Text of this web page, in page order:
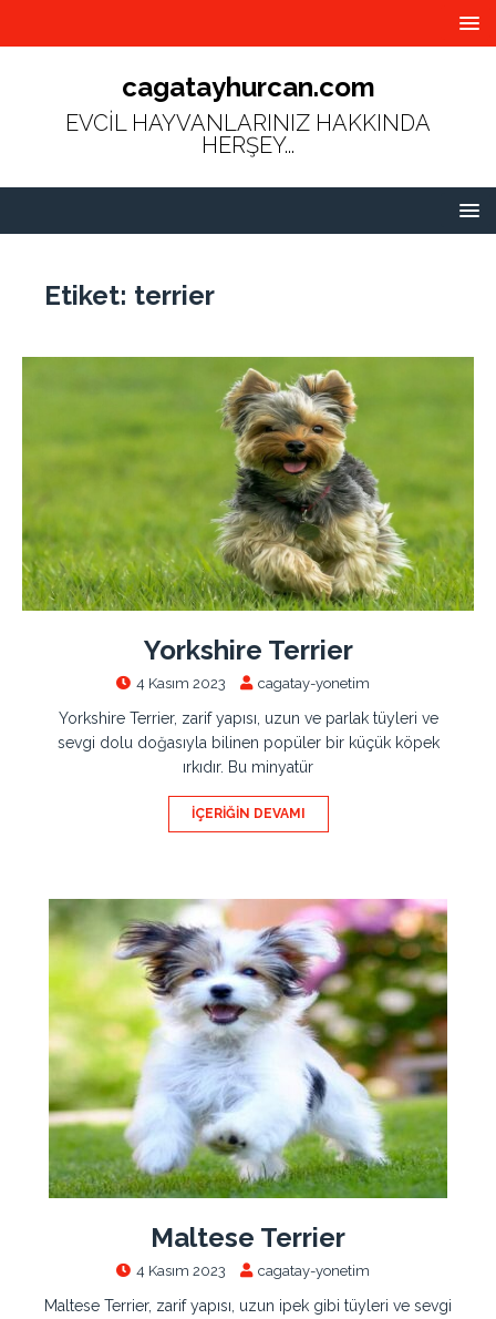
cagatayhurcan.com
EVCİL HAYVANLARINIZ HAKKINDA
HERŞEY...
Etiket: terrier
Yorkshire Terrier
4 Kasım 2023 cagatay-yonetim
Yorkshire Terrier, zarif yapısı, uzun ve parlak tüyleri ve
sevgi dolu doğasıyla bilinen popüler bir küçük köpek
ırkıdır. Bu minyatür
İÇERIĞIN DEVAMI
Maltese Terrier
4 Kasım 2023 cagatay-yonetim
Maltese Terrier, zarif yapısı, uzun ipek gibi tüyleri ve sevgi